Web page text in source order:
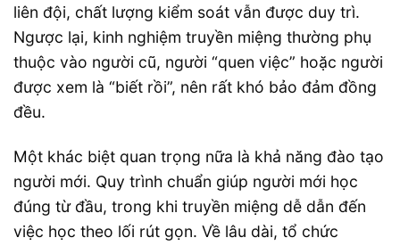
liên đội, chất lượng kiểm soát vẫn được duy trì.
Ngược lại, kinh nghiệm truyền miệng thường phụ
thuộc vào người cũ, người “quen việc” hoặc người
được xem là “biết rồi”, nên rất khó bảo đảm đồng
đều.
Một khác biệt quan trọng nữa là khả năng đào tạo
người mới. Quy trình chuẩn giúp người mới học
đúng từ đầu, trong khi truyền miệng dễ dẫn đến
việc học theo lối rút gọn. Về lâu dài, tổ chức